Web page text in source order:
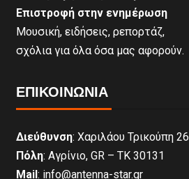
Επιστροφή στην ενημέρωση
Μουσική, ειδήσεις, ρεπορτάζ,
σχόλια για όλα όσα μας αφορούν.
ΕΠΙΚΟΙΝΩΝΊΑ
Διεύθυνση: Χαριλάου Τρικούπη 26
Πόλη: Αγρίνιο, GR – ΤΚ 30131
Mail: info@antenna-star.gr